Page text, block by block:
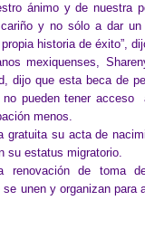
ánimo y de nuestra
y no sólo a dar un
historia de éxito”,
mexiquenses,
dijo que esta beca de
pueden tener acceso
menos.
gratuita su acta de
su estatus migratorio.
renovación de toma
unen y organizan para